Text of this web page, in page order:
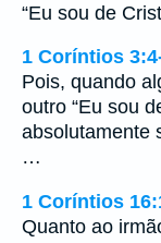
“Eu sou de
1 Coríntios
Pois, quando
outro “Eu sou
absolutamente
…
1 Coríntios
Quanto ao